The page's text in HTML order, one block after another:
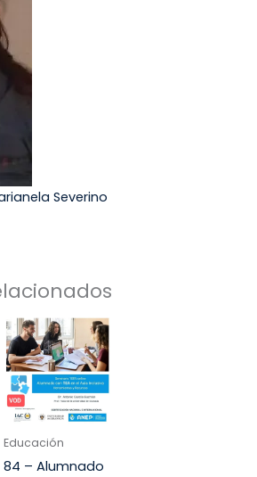
Severino
Educación
84 – Alumnado